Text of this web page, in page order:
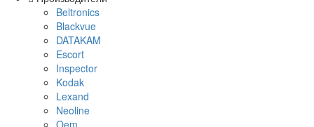
Beltronics
Blackvue
DATAKAM
Escort
Inspector
Kodak
Lexand
Neoline
Oem